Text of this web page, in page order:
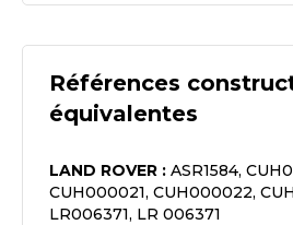
Références
équivalentes
LAND ROVER : ASR1584,
CUH000021, CUH000022,
LR006371, LR 006371